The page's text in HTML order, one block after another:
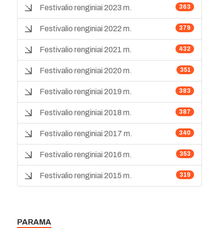
363
Festivalio renginiai 2023 m.
379
Festivalio renginiai 2022 m.
432
Festivalio renginiai 2021 m.
351
Festivalio renginiai 2020 m.
383
Festivalio renginiai 2019 m.
387
Festivalio renginiai 2018 m.
340
Festivalio renginiai 2017 m.
353
Festivalio renginiai 2016 m.
319
Festivalio renginiai 2015 m.
PARAMA